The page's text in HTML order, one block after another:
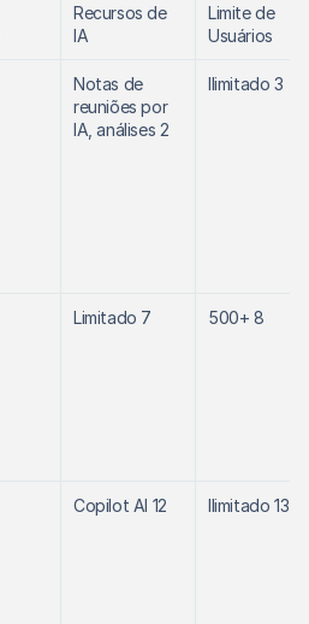
Recursos de
IA
Limite de
Usuários
Notas de
reuniões por
IA, análises 2
Ilimitado 3
Limitado 7 500+ 8
Copilot AI 12 Ilimitado 13